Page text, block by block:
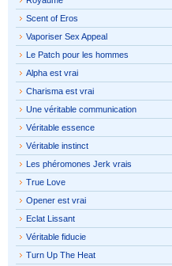
Scent of Eros
Vaporiser Sex Appeal
Le Patch pour les hommes
Alpha est vrai
Charisma est vrai
Une véritable communication
Véritable essence
Véritable instinct
Les phéromones Jerk vrais
True Love
Opener est vrai
Eclat Lissant
Véritable fiducie
Turn Up The Heat